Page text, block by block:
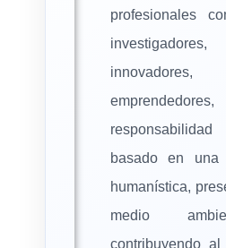
profesionales
investigadores,
innovadores,
basado en una
humanística,
medio
contribuyendo al